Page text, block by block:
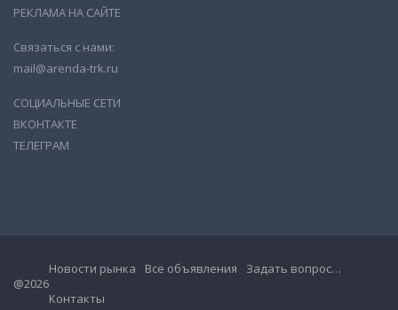
РЕКЛАМА НА САЙТЕ
Связаться с нами:
mail@arenda-trk.ru
СОЦИАЛЬНЫЕ СЕТИ
ВКОНТАКТЕ
ТЕЛЕГРАМ
@2026
Новости рынка Все объявления
Задать вопрос…
Контакты